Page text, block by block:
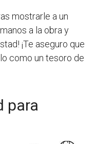
mostrarle a un
a la obra y
¡Te aseguro que
como un tesoro de
para